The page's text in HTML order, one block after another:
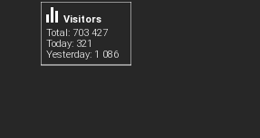
Total: 703 427
Today: 321
Yesterday: 1 086
Visitors